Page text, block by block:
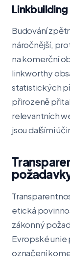
Linkbuilding
Budování
náročnější,
na komerční
linkworthy
statistických
přirozeně
relevantních
jsou dalšími
etická
zákonný
Evropské unie
označení